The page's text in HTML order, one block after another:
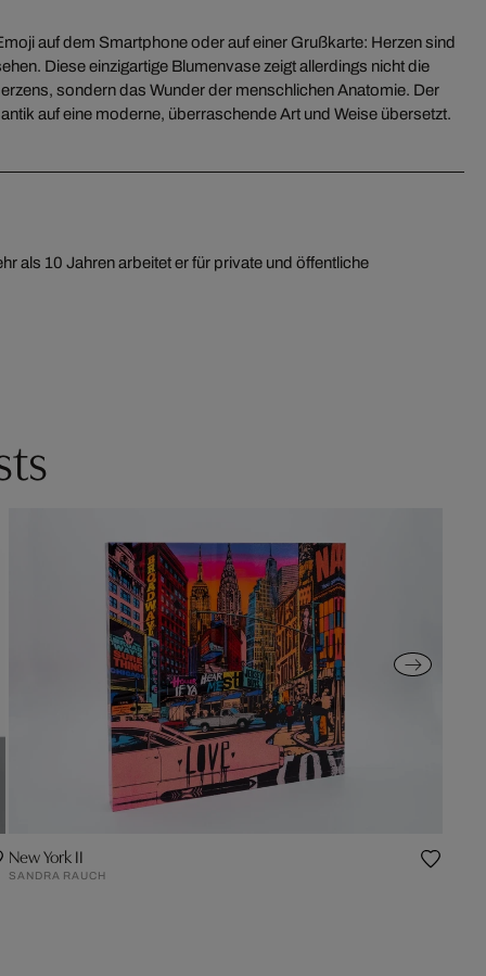
auf dem Smartphone oder auf einer Grußkarte: Herzen sind
Diese einzigartige Blumenvase zeigt allerdings nicht die
sondern das Wunder der menschlichen Anatomie. Der
auf eine moderne, überraschende Art und Weise übersetzt.
New York II
SANDRA RAUCH